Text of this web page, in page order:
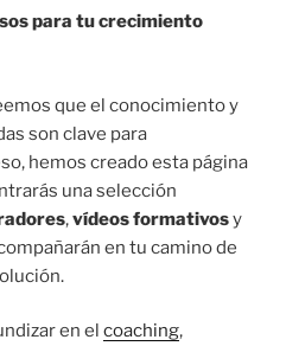
para tu crecimiento
que el conocimiento y
son clave para
hemos creado esta página
una selección
,vídeos formativosy
en tu camino de
en el coaching,